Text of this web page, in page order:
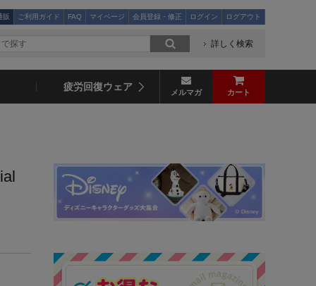
販 ご利用ガイド FAQ マイページ 会員登録・修正 ログイン ログアウト
詳しく検索
疲労回復ウェア メルマガ カート